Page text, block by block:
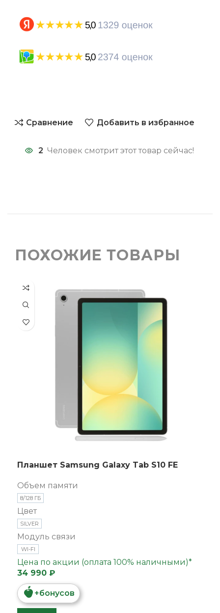
Сравнение Добавить в избранное
2 Человек смотрит этот товар сейчас!
ПОХОЖИЕ ТОВАРЫ
Планшет Samsung Galaxy Tab S10 FE
Объем памяти
8/128 ГБ
Цвет
SILVER
Модуль связи
WI-FI
Цена по акции (оплата 100% наличными)*
34 990 ₽
+бонусов